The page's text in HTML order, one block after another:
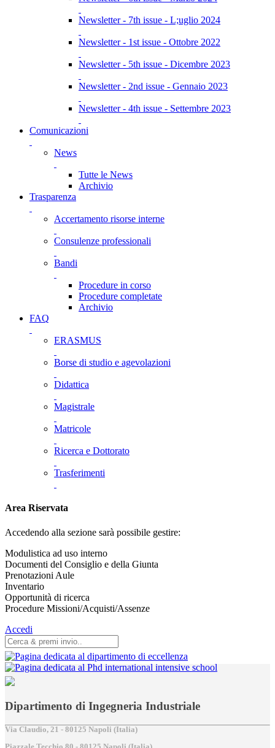
Newsletter - 7th issue - L;uglio 2024
Newsletter - 1st issue - Ottobre 2022
Newsletter - 5th issue - Dicembre 2023
Newsletter - 2nd issue - Gennaio 2023
Newsletter - 4th issue - Settembre 2023
Comunicazioni
News
Tutte le News
Archivio
Trasparenza
Accertamento risorse interne
Consulenze professionali
Bandi
Procedure in corso
Procedure completate
Archivio
FAQ
ERASMUS
Borse di studio e agevolazioni
Didattica
Magistrale
Matricole
Ricerca e Dottorato
Trasferimenti
Area Riservata
Accedendo alla sezione sarà possibile gestire:
Modulistica ad uso interno
Documenti del Consiglio e della Giunta
Prenotazioni Aule
Inventario
Opportunità di ricerca
Procedure Missioni/Acquisti/Assenze
Accedi
Dipartimento di Ingegneria Industriale
Via Claudio, 21 - 80125 Napoli (Italia)